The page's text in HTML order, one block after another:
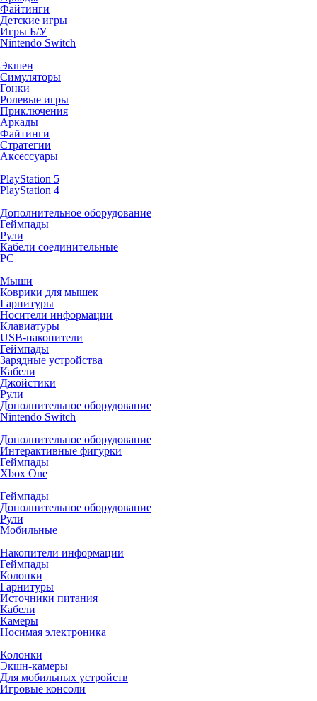
Файтинги
Детские игры
Игры Б/У
Nintendo Switch
Экшен
Симуляторы
Гонки
Ролевые игры
Приключения
Аркады
Файтинги
Стратегии
Аксессуары
PlayStation 5
PlayStation 4
Дополнительное оборудование
Геймпады
Рули
Кабели соединительные
PC
Мыши
Коврики для мышек
Гарнитуры
Носители информации
Клавиатуры
USB-накопители
Геймпады
Зарядные устройства
Кабели
Джойстики
Рули
Дополнительное оборудование
Nintendo Switch
Дополнительное оборудование
Интерактивные фигурки
Геймпады
Xbox One
Геймпады
Дополнительное оборудование
Рули
Мобильные
Накопители информации
Геймпады
Колонки
Гарнитуры
Источники питания
Кабели
Камеры
Носимая электроника
Колонки
Экшн-камеры
Для мобильных устройств
Игровые консоли